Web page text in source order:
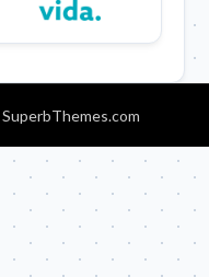
SuperbThemes.com